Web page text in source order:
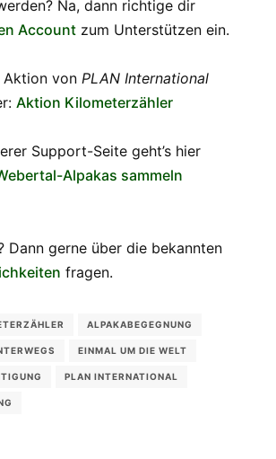
Na, dann richtige dir
Account zum Unterstützen ein.
Aktion von PLAN International
Aktion Kilometerzähler
Support-Seite geht’s hier
Alpakas sammeln
Dann gerne über die bekannten
fragen.
ALPAKABEGEGNUNG
EINMAL UM DIE WELT
PLAN INTERNATIONAL